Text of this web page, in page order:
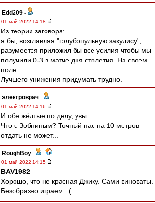
Edd209 -
01 май 2022 14:18
Из теории заговора:
я бы, возглавляя "голубопульную закулису",
разумеется приложил бы все усилия чтобы мы
получили 0-3 в матче дня столетия. На своем
поле.
Лучшего унижения придумать трудно.
электроврач -
01 май 2022 14:16
И обе жёлтые по делу, увы.
Что с Зобниным? Точный пас на 10 метров
отдать не может...
RoughBoy -
01 май 2022 14:15
BAV1982
Хорошо, что не красная Джику. Сами виноваты.
Безобразно играем. :(